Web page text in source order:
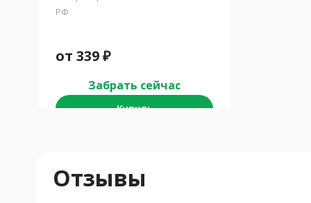
РФ
от 339₽
Забрать сейчас
Купить
Отзывы